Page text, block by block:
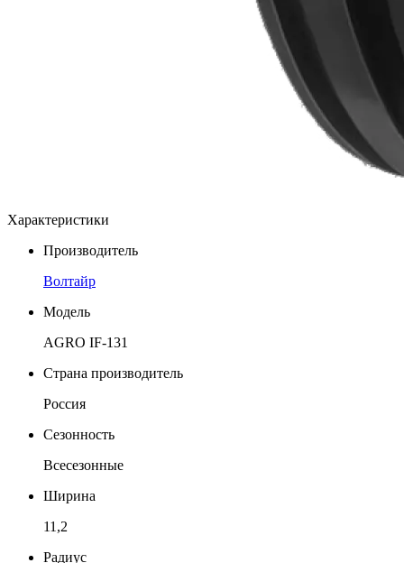
Характеристики
Производитель
Волтайр
Модель
AGRO IF-131
Страна производитель
Россия
Сезонность
Всесезонные
Ширина
11,2
Радиус